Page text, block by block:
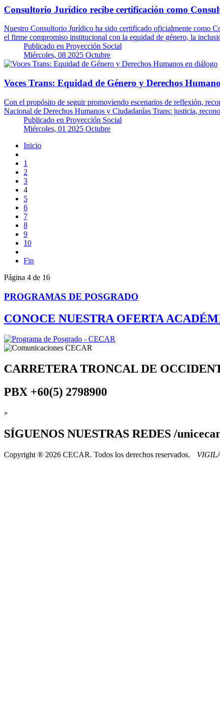
Consultorio Jurídico recibe certificación como
Nuestro Consultorio Jurídico ha sido certificado oficialmente como
el firme compromiso institucional con la equidad de género, la
Publicado en Proyección Social
Miércoles, 08 2025 Octubre
Voces Trans: Equidad de Género y Derechos
Con el propósito de seguir promoviendo escenarios de reflexión,
Nacional de Derechos Humanos y Ciudadanías Trans: justicia,
Publicado en Proyección Social
Miércoles, 01 2025 Octubre
Inicio
1
2
3
4
5
6
7
8
9
10
Fin
Página 4 de 16
PROGRAMAS DE POSGRADO
CONOCE NUESTRA OFERTA
CARRETERA TRONCAL DE
PBX +60(5) 2798900
»
SÍGUENOS NUESTRAS REDES /
Copyright ® 2026 CECAR. Todos los derechos reservados.